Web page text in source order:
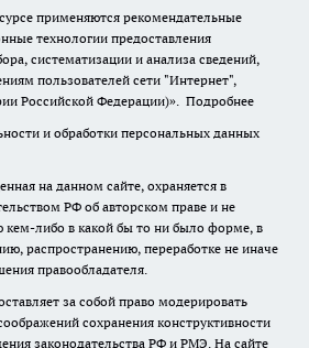
применяются рекомендательные
технологии предоставления
систематизации и анализа сведений,
пользователей сети "Интернет",
Российской Федерации)». Подробнее
и обработки персональных данных
на данном сайте, охраняется в
РФ об авторском праве и не
кем-либо в какой бы то ни было форме, в
распространению, переработке не иначе
правообладателя.
за собой право модерировать
сохранения конструктивности
законодательства РФ и РМЭ. На сайте